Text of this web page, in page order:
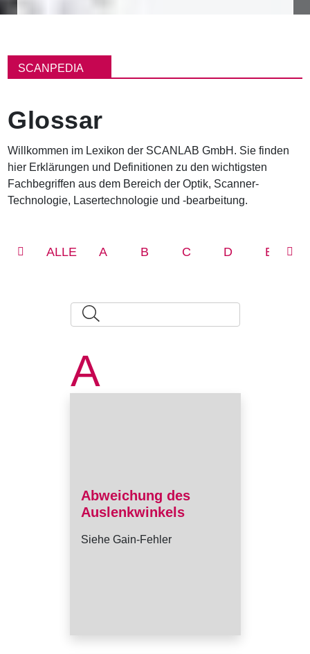
a
v
i
g
a
t
i
SCANPEDIA
Glossar
Willkommen im Lexikon der SCANLAB GmbH. Sie finden
hier Erklärungen und Definitionen zu den wichtigsten
Fachbegriffen aus dem Bereich der Optik, Scanner-
Technologie, Lasertechnologie und -bearbeitung.
ALLE A B C D E
A
Abweichung des
Auslenkwinkels
Siehe Gain-Fehler